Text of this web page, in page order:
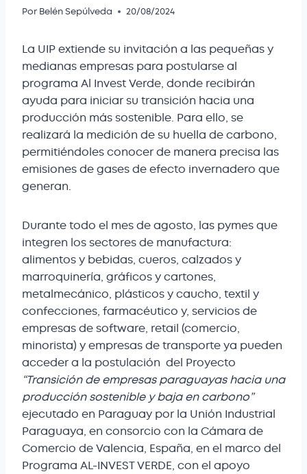
Por Belén Sepúlveda 20/08/2024
La UIP extiende su invitación a las pequeñas y
medianas empresas para postularse al
programa Al Invest Verde, donde recibirán
ayuda para iniciar su transición hacia una
producción más sostenible. Para ello, se
realizará la medición de su huella de carbono,
permitiéndoles conocer de manera precisa las
emisiones de gases de efecto invernadero que
generan.
Durante todo el mes de agosto, las pymes que
integren los sectores de manufactura:
alimentos y bebidas, cueros, calzados y
marroquinería, gráficos y cartones,
metalmecánico, plásticos y caucho, textil y
confecciones, farmacéutico y, servicios de
empresas de software, retail (comercio,
minorista) y empresas de transporte ya pueden
acceder a la postulación del Proyecto
“Transición de empresas paraguayas hacia una
producción sostenible y baja en carbono”
ejecutado en Paraguay por la Unión Industrial
Paraguaya, en consorcio con la Cámara de
Comercio de Valencia, España, en el marco del
Programa AL-INVEST VERDE, con el apoyo